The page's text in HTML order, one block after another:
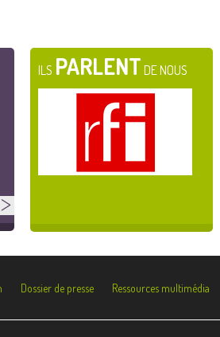
ILS PARLENT DE NOUS
Dossier de presse Ressources multimédia